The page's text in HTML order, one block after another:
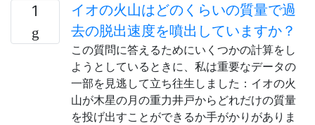
1
イオの火山はどのくらいの質量で過
去の脱出速度を噴出していますか？
この質問に答えるためにいくつかの計算をし
ようとしているときに、私は重要なデータの
一部を見逃して立ち往生しました：イオの火
山が木星の月の重力井戸からどれだけの質量
を投げ出すことができるか手がかりがありま